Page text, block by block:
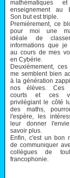
mathématiques
enseignement au
Son but est triple.
Premièrement, ce
pour moi une
idéale de
informations que je
au cours de mes
en Cybérie.
Deuxièmement, ces
me semblent bien
à la génération
nos élèves. Ces
courts et ces
privilégiant le côté
des maths,
l'espère, les
leur donner
savoir plus.
Enfin, c'est un bon
de communiquer
collègues de
francophonie.